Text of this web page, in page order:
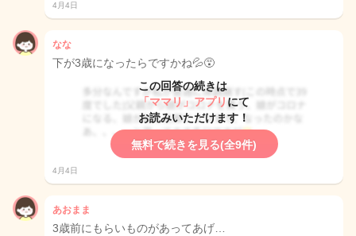
4月4日
なな
下が3歳になったらですかね💦😵
この回答の続きは
「ママリ」アプリ にて
お読みいただけます！
無料で続きを見る(全9件)
4月4日
あおまま
3歳前にもらいものがあってあげ…